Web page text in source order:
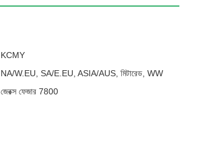
KCMY
NA/W.EU, SA/E.EU, ASIA/AUS, মিটারেড, WW
জেরক্স ফেজার 7800